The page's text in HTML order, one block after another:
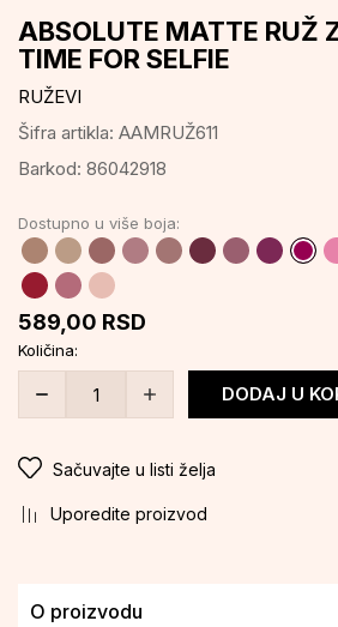
ABSOLUTE MATTE RUŽ
TIME FOR SELFIE
RUŽEVI
Šifra artikla: AAMRUŽ611
Barkod: 86042918
589,00 RSD
Dostupno u više boja:
Količina:
DODAJ U
Sačuvajte u listi želja
Uporedite proizvod
O proizvodu